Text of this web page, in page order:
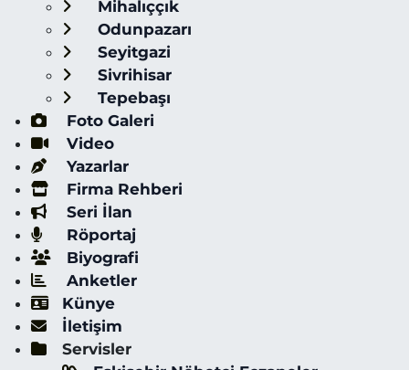
Mihalıççık
Odunpazarı
Seyitgazi
Sivrihisar
Tepebaşı
Foto Galeri
Video
Yazarlar
Firma Rehberi
Seri İlan
Röportaj
Biyografi
Anketler
Künye
İletişim
Servisler